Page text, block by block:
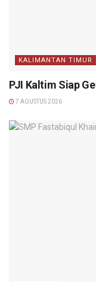
KALIMANTAN TIMUR
PJI Kaltim Siap
7 AGUSTUS 2026